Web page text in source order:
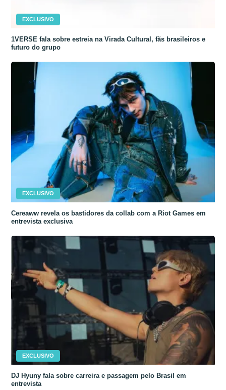
EXCLUSIVO
1VERSE fala sobre estreia na Virada Cultural, fãs brasileiros e
futuro do grupo
EXCLUSIVO
Cereaww revela os bastidores da collab com a Riot Games em
entrevista exclusiva
EXCLUSIVO
DJ Hyuny fala sobre carreira e passagem pelo Brasil em
entrevista